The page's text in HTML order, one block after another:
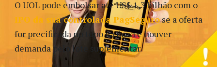
O UOL pode embolsar até US$ 1,3 bilhão com o
IPO da sua controlada PagSegurose a oferta
for precificada no topo da faixa e houver
demanda pelo lote suplementar.